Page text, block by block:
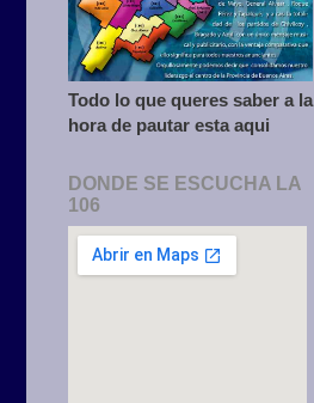
Todo lo que queres saber a la
hora de pautar esta aqui
DONDE SE ESCUCHA LA
106